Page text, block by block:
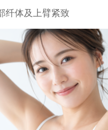
纤体及上臂紧致